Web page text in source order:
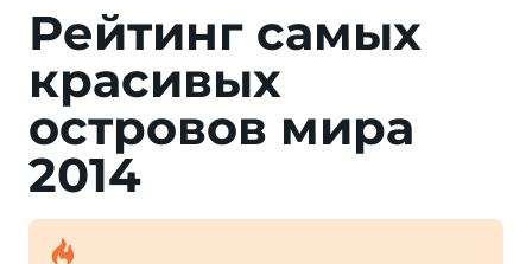
Рейтинг самых
красивых
островов мира
2014